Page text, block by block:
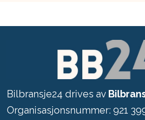
Bilbransje24 drives av
Organisasjonsnummer: 921